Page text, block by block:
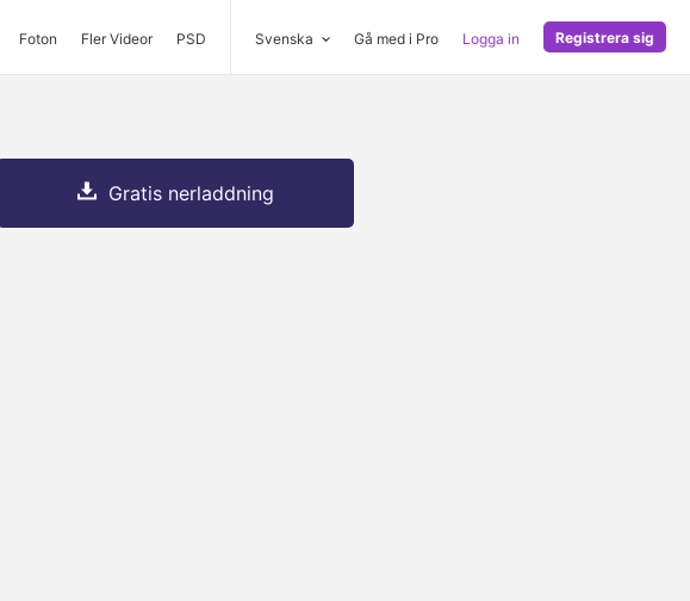
Foton Fler Videor PSD Svenska Gå med i Pro Logga in Registrera sig
Gratis nerladdning